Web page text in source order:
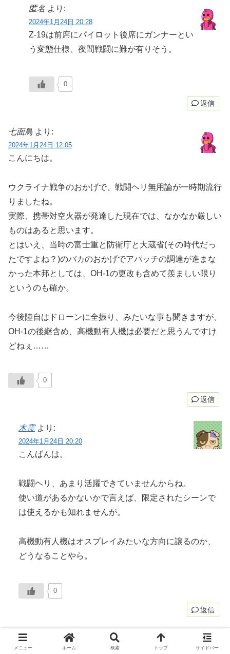
匿名 より:
2024年1月24日 20:28
Z-19は前席にパイロット後席にガンナーとい
う変態仕様、夜間戦闘に難が有りそう。
0
返信
七面鳥 より:
2024年1月24日 12:05
こんにちは。
ウクライナ戦争のおかげで、戦闘ヘリ無用論が一時期流行
りましたね。
実際、携帯対空火器が発達した現在では、なかなか厳しい
ものはあると思います。
とはいえ、当時の富士重と防衛庁と大蔵省(その時代だっ
たですよね？)のバカのおかげでアパッチの調達が進まな
かった本邦としては、OH-1の更改も含めて羨ましい限り
というのも確か。
今後陸自はドローンに全振り、みたいな事も聞きますが、
OH-1の後継含め、高機動有人機は必要だと思うんですけ
どねぇ……
0
返信
木霊 より:
2024年1月24日 20:20
こんばんは。
戦闘ヘリ、あまり活躍できていませんからね。
使い道があるかないかで言えば、限定されたシーンで
は使えるかも知れませんが。
高機動有人機はオスプレイみたいな方向に譲るのか、
どうなることやら。
0
返信
より:
2024年1月25日 11:56
メニュー ホーム 検索 トップ サイドバー